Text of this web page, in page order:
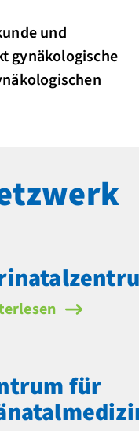
und
gynäkologische
für